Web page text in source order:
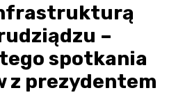
–
spotkania
z prezydentem